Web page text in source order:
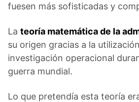
fuesen más sofisticadas y
La teoría matemática de la
su origen gracias a la
investigación operacional
guerra mundial.
Lo que pretendía esta teoría